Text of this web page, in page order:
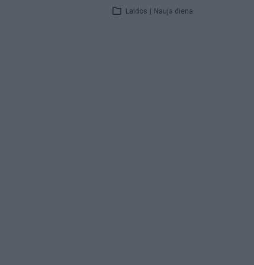
Laidos | Nauja diena